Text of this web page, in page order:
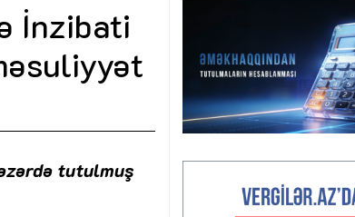
İnzibati
tutulmuş